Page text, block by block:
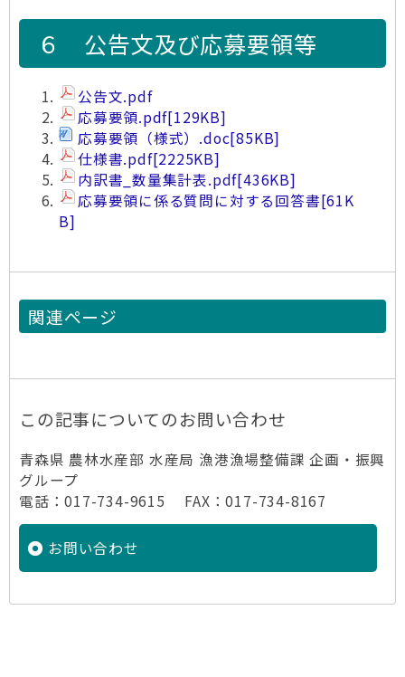
６ 公告文及び応募要領等
公告文.pdf
応募要領.pdf[129KB]
応募要領（様式）.doc[85KB]
仕様書.pdf[2225KB]
内訳書_数量集計表.pdf[436KB]
応募要領に係る質問に対する回答書[61K
B]
関連ページ
この記事についてのお問い合わせ
青森県 農林水産部 水産局 漁港漁場整備課 企画・振興
グループ
電話：017-734-9615 FAX：017-734-8167
お問い合わせ